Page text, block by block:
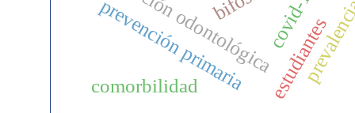
atención odontológica
prevención primaria estudiantes
covid-19
comorbilidad